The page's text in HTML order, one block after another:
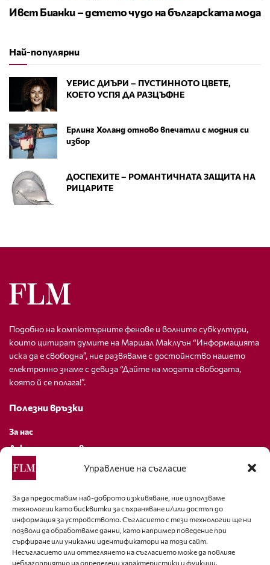
Управление на съгласие
За да предоставим най-доброто изживяване, ние използваме
технологии като бисквитки за съхраняване и/или достъп до
информация за устройството. Съгласието с тези технологии ще ни
позволи да обработваме данни, като например поведение при
сърфиране или уникални идентификатори на този сайт.
Несъгласието или оттеглянето на съгласието може да повлияе
неблагоприятно на определени характеристики и функции.
Ивет Бианки – детето чудо на българската мода
Най-популярни
УЕРИС ДИЪРИ – ПУСТИННОТО ЦВЕТЕ,
КОЕТО УСПЯ ДА РАЗЦЪФНЕ
Ерлинг Холанд отново впечатли с модния си
избор
ДОСПЕХИТЕ – РОМАНТИЧНАТА ЗАЩИТА НА
РИЦАРИТЕ
Подобно на компютърните фенове и волните субкултури,
които цитират думите на Маршал Маклуън “Информацията
иска да е свободна”, ние развяваме с достойнство нашето
електронно знаме с девиза “Дайте на модата свободата,
която й се полага!”.
Полезни връзки
За нас
Декларация за поверителност
Политика за бисквитки
За контакти
editor@fashion-lifestyle.net
+359 88 227 33 47